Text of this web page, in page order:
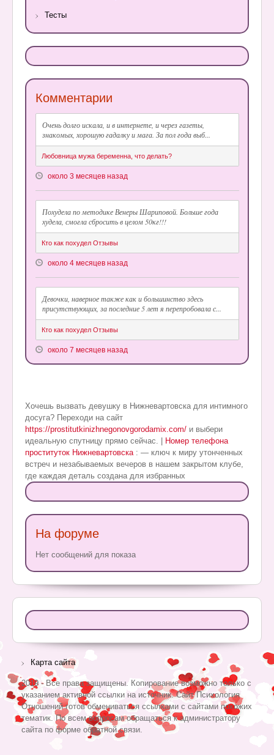
Тесты
Комментарии
Очень долго искала, и в интернете, и через газеты,
знакомых, хорошую гадалку и мага. За пол года выб...
Любовница мужа беременна, что делать?
около 3 месяцев назад
Похудела по методике Венеры Шариповой. Больше года
худела, смогла сбросить в целом 50кг!!!
Кто как похудел Отзывы
около 4 месяцев назад
Девочки, наверное также как и большинство здесь
присутствующих, за последние 5 лет я перепробовала с...
Кто как похудел Отзывы
около 7 месяцев назад
Хочешь вызвать девушку в Нижневартовска для интимного
досуга? Переходи на сайт
https://prostitutkinizhnegonovgorodamix.com/ и выбери
идеальную спутницу прямо сейчас. |
Номер телефона
проституток Нижневартовска: — ключ к миру утонченных
встреч и незабываемых вечеров в нашем закрытом клубе,
где каждая деталь создана для избранных
На форуме
Нет сообщений для показа
Карта сайта
2019 - Все права защищены. Копирование возможно только с
указанием активной ссылки на источник. Сайт Психология
Отношений готов обмениваться ссылками с сайтами похожих
тематик. По всем вопросам обращаться к администратору
сайта по форме обратной связи.